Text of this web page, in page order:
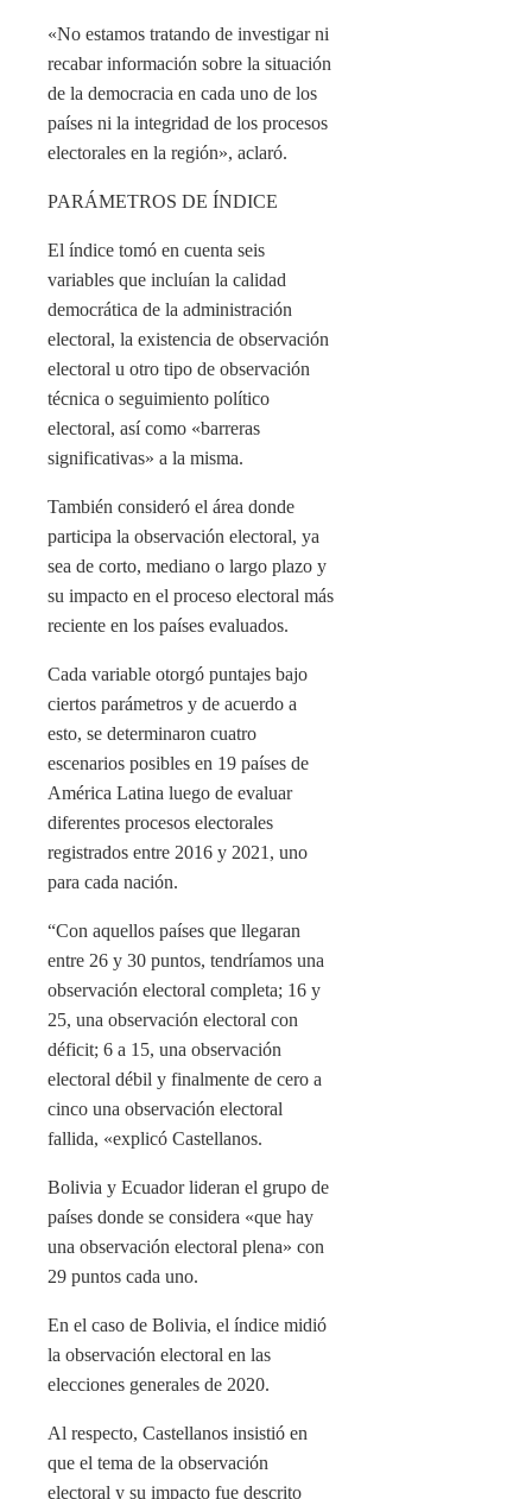
«No estamos tratando de investigar ni
recabar información sobre la situación
de la democracia en cada uno de los
países ni la integridad de los procesos
electorales en la región», aclaró.
PARÁMETROS DE ÍNDICE
El índice tomó en cuenta seis
variables que incluían la calidad
democrática de la administración
electoral, la existencia de observación
electoral u otro tipo de observación
técnica o seguimiento político
electoral, así como «barreras
significativas» a la misma.
También consideró el área donde
participa la observación electoral, ya
sea de corto, mediano o largo plazo y
su impacto en el proceso electoral más
reciente en los países evaluados.
Cada variable otorgó puntajes bajo
ciertos parámetros y de acuerdo a
esto, se determinaron cuatro
escenarios posibles en 19 países de
América Latina luego de evaluar
diferentes procesos electorales
registrados entre 2016 y 2021, uno
para cada nación.
“Con aquellos países que llegaran
entre 26 y 30 puntos, tendríamos una
observación electoral completa; 16 y
25, una observación electoral con
déficit; 6 a 15, una observación
electoral débil y finalmente de cero a
cinco una observación electoral
fallida, «explicó Castellanos.
Bolivia y Ecuador lideran el grupo de
países donde se considera «que hay
una observación electoral plena» con
29 puntos cada uno.
En el caso de Bolivia, el índice midió
la observación electoral en las
elecciones generales de 2020.
Al respecto, Castellanos insistió en
que el tema de la observación
electoral y su impacto fue descrito